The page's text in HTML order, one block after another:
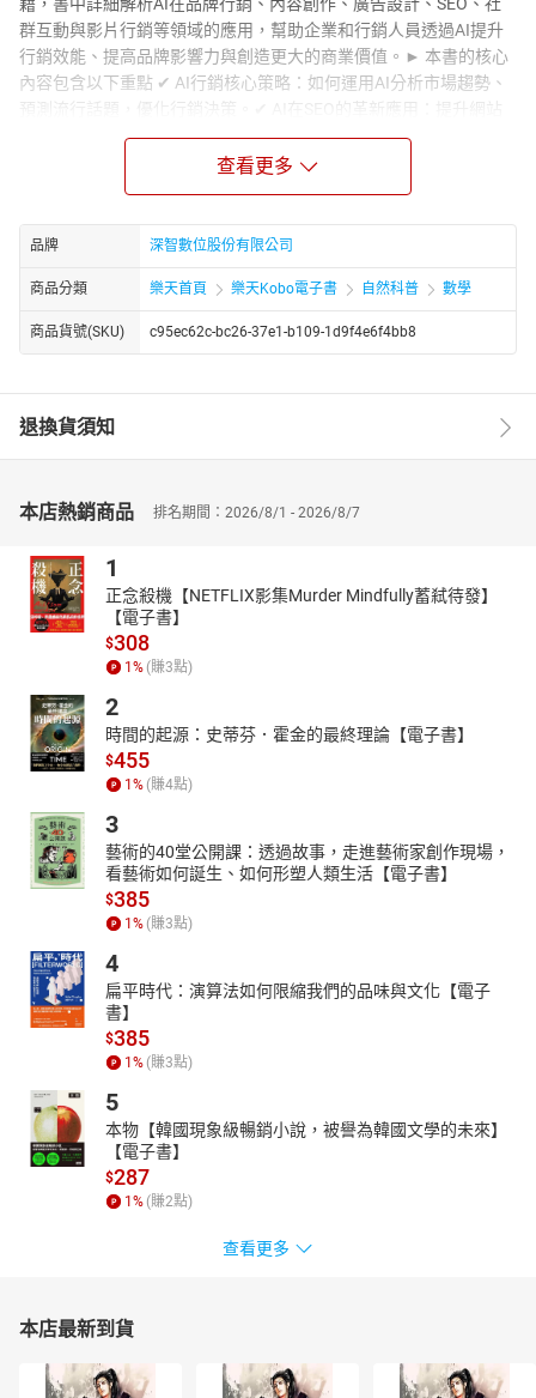
群互動與影片行銷等領域的應用，幫助企業和行銷人員透過AI提升
行銷效能、提高品牌影響力與創造更大的商業價值。► 本書的核心
內容包含以下重點 ✔ AI行銷核心策略：如何運用AI分析市場趨勢、
預測流行話題，優化行銷決策。✔ AI在SEO的革新應用：提升網站
排名、強化品牌曝光度。✔ AI命名與品牌定位：利用AI產生獨特的
公司名稱、品牌口號、產品標語。✔ AI在內容行銷的應用：撰寫高
轉換率的行銷文案、自動生成品牌故事、策劃活動。✔ AI影音行
與聽覺行銷。✔ AI在社群媒體的應用：自動生成互動貼文，增強社
群影響力，創造病毒式行銷。✔ AI在廣告與創意設計：運用AI圖像
生成技術、AI音樂設計，打造更吸睛的品牌形象。✔ 如何讓AI幫助
品牌贏得客戶信賴，提升顧客忠誠度與購買轉換率。► 為何要讀這
本書1️：AI已成為未來行銷的關鍵技術，不論是企業品牌還是個人創
戰，提供Prompt指南與大量實例，適合初學者到行銷專業人士快速
上手AI行銷。3️：完整涵蓋AI行銷的所有面向，包括 SEO、品牌命
變未來行銷模式，提早布局AI企業競爭優勢。5️：適合各類讀者：不
都能從書中獲得實戰技巧與應用靈感。★ 總結：這本書適合想要快
速掌握 AI 行銷技術的人，幫助企業與個人品牌在AI時代取得競爭優
勢！
查看更多
品牌 深智數位股份有限公司
商品分類 樂天首頁 樂天Kobo電子書 自然科普 數學
商品貨號(SKU) c95ec62c-bc26-37e1-b109-1d9f4e6f4bb8
退換貨須知
本店熱銷商品 排名期間：2026/8/1 - 2026/8/7
1
正念殺機【NETFLIX影集Murder Mindfully蓄弒待發】
【電子書】
$308
1 % (賺3點)
2
時間的起源：史蒂芬．霍金的最終理論【電子書】
$455
1 % (賺4點)
3
藝術的40堂公開課：透過故事，走進藝術家創作現場，
看藝術如何誕生、如何形塑人類生活【電子書】
$385
1 % (賺3點)
4
扁平時代：演算法如何限縮我們的品味與文化【電子
書】
$385
1 % (賺3點)
5
本物【韓國現象級暢銷小說，被譽為韓國文學的未來】
【電子書】
$287
1 % (賺2點)
查看更多
本店最新到貨